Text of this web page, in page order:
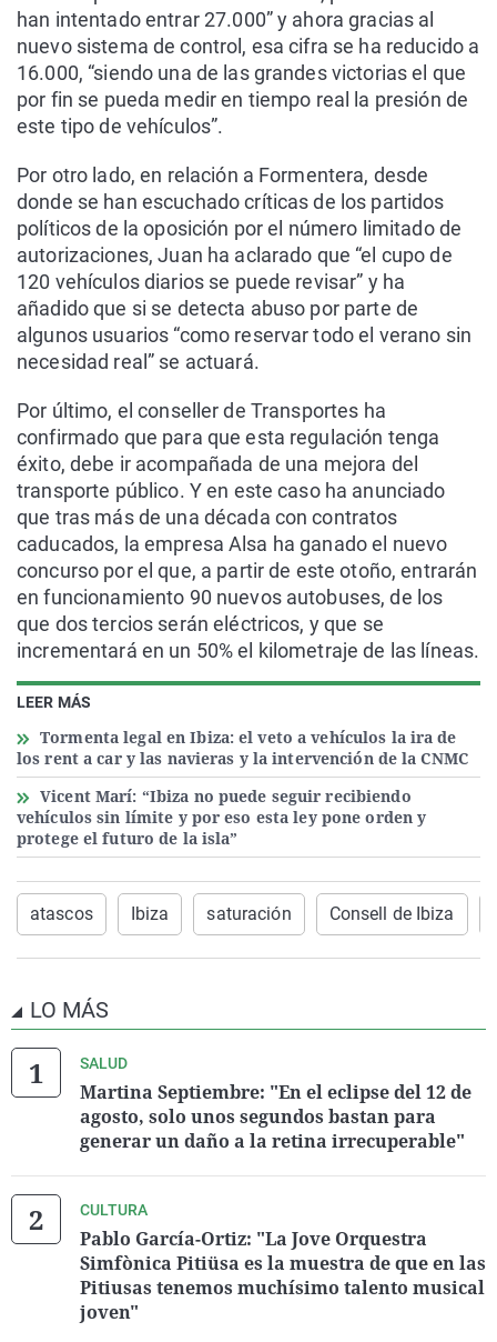
LEER MÁS
Tormenta legal en Ibiza: el veto a vehículos la ira de
los rent a car y las navieras y la intervención de la CNMC
Vicent Marí: “Ibiza no puede seguir recibiendo
vehículos sin límite y por eso esta ley pone orden y
protege el futuro de la isla”
han intentado entrar 27.000” y ahora gracias al
nuevo sistema de control, esa cifra se ha reducido a
16.000, “siendo una de las grandes victorias el que
por fin se pueda medir en tiempo real la presión de
este tipo de vehículos”.
Por otro lado, en relación a Formentera, desde
donde se han escuchado críticas de los partidos
políticos de la oposición por el número limitado de
autorizaciones, Juan ha aclarado que “el cupo de
120 vehículos diarios se puede revisar” y ha
añadido que si se detecta abuso por parte de
algunos usuarios “como reservar todo el verano sin
necesidad real” se actuará.
Por último, el conseller de Transportes ha
confirmado que para que esta regulación tenga
éxito, debe ir acompañada de una mejora del
transporte público. Y en este caso ha anunciado
que tras más de una década con contratos
caducados, la empresa Alsa ha ganado el nuevo
concurso por el que, a partir de este otoño, entrarán
en funcionamiento 90 nuevos autobuses, de los
que dos tercios serán eléctricos, y que se
incrementará en un 50% el kilometraje de las líneas.
atascos Ibiza saturación Consell de Ibiza
LO MÁS
SALUD
Martina Septiembre: "En el eclipse del 12 de
agosto, solo unos segundos bastan para
generar un daño a la retina irrecuperable"
CULTURA
Pablo García-Ortiz: "La Jove Orquestra
Simfònica Pitiüsa es la muestra de que en las
Pitiusas tenemos muchísimo talento musical
joven"